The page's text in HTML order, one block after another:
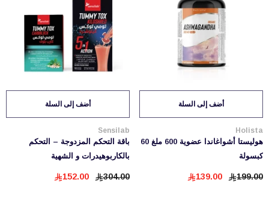
أضف إلى السلة
بائع:
Holista
هوليستا أشواغاندا عضوية 600 ملغ 60
كبسولة
199.00
139.00
أضف إلى السلة
بائع:
Sensilab
باقة التحكم المزدوجة – التحكم
بالكاربوهيدرات و الشهية
304.00
152.00